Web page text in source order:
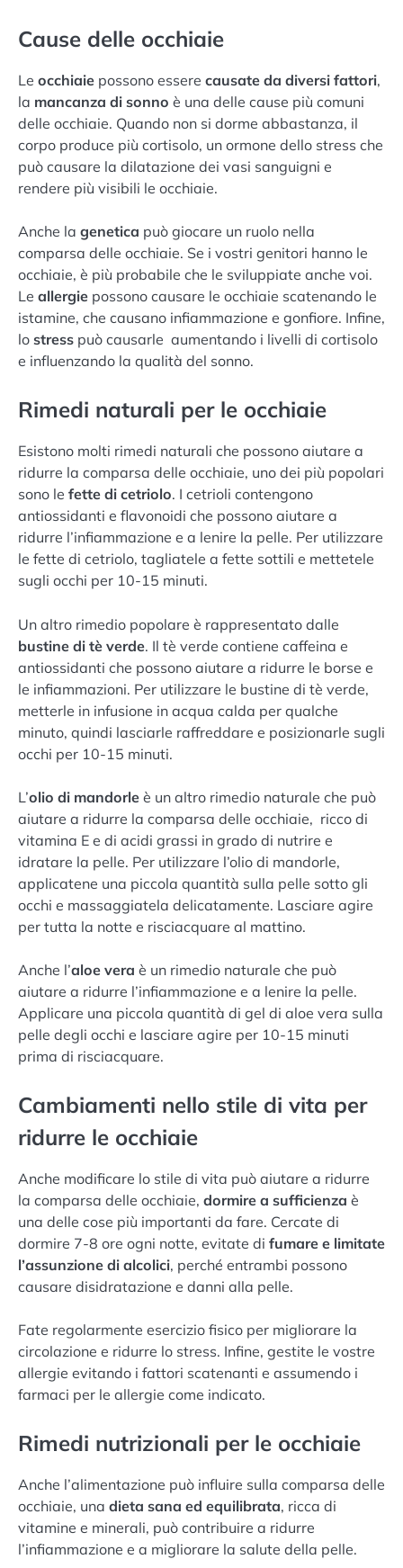
Cause delle occhiaie
Le occhiaie possono essere causate da diversi fattori,
la mancanza di sonno è una delle cause più comuni
delle occhiaie. Quando non si dorme abbastanza, il
corpo produce più cortisolo, un ormone dello stress che
può causare la dilatazione dei vasi sanguigni e
rendere più visibili le occhiaie.
Anche la genetica può giocare un ruolo nella
comparsa delle occhiaie. Se i vostri genitori hanno le
occhiaie, è più probabile che le sviluppiate anche voi.
Le allergie possono causare le occhiaie scatenando le
istamine, che causano infiammazione e gonfiore. Infine,
lo stress può causarle aumentando i livelli di cortisolo
e influenzando la qualità del sonno.
Rimedi naturali per le occhiaie
Esistono molti rimedi naturali che possono aiutare a
ridurre la comparsa delle occhiaie, uno dei più popolari
sono le fette di cetriolo. I cetrioli contengono
antiossidanti e flavonoidi che possono aiutare a
ridurre l’infiammazione e a lenire la pelle. Per utilizzare
le fette di cetriolo, tagliatele a fette sottili e mettetele
sugli occhi per 10-15 minuti.
Un altro rimedio popolare è rappresentato dalle
bustine di tè verde. Il tè verde contiene caffeina e
antiossidanti che possono aiutare a ridurre le borse e
le infiammazioni. Per utilizzare le bustine di tè verde,
metterle in infusione in acqua calda per qualche
minuto, quindi lasciarle raffreddare e posizionarle sugli
occhi per 10-15 minuti.
L’olio di mandorle è un altro rimedio naturale che può
aiutare a ridurre la comparsa delle occhiaie, ricco di
vitamina E e di acidi grassi in grado di nutrire e
idratare la pelle. Per utilizzare l’olio di mandorle,
applicatene una piccola quantità sulla pelle sotto gli
occhi e massaggiatela delicatamente. Lasciare agire
per tutta la notte e risciacquare al mattino.
Anche l’aloe vera è un rimedio naturale che può
aiutare a ridurre l’infiammazione e a lenire la pelle.
Applicare una piccola quantità di gel di aloe vera sulla
pelle degli occhi e lasciare agire per 10-15 minuti
prima di risciacquare.
Cambiamenti nello stile di vita per
ridurre le occhiaie
Anche modificare lo stile di vita può aiutare a ridurre
la comparsa delle occhiaie, dormire a sufficienza è
una delle cose più importanti da fare. Cercate di
dormire 7-8 ore ogni notte, evitate di fumare e limitate
l’assunzione di alcolici, perché entrambi possono
causare disidratazione e danni alla pelle.
Fate regolarmente esercizio fisico per migliorare la
circolazione e ridurre lo stress. Infine, gestite le vostre
allergie evitando i fattori scatenanti e assumendo i
farmaci per le allergie come indicato.
Rimedi nutrizionali per le occhiaie
Anche l’alimentazione può influire sulla comparsa delle
occhiaie, una dieta sana ed equilibrata, ricca di
vitamine e minerali, può contribuire a ridurre
l’infiammazione e a migliorare la salute della pelle.